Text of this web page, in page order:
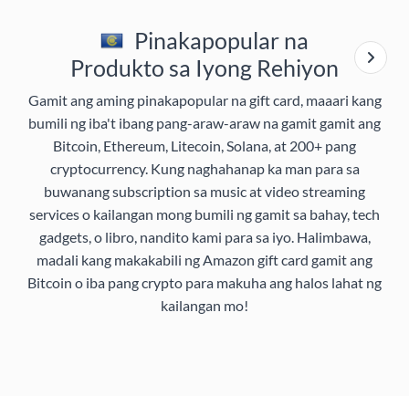
Pinakapopular na
Produkto sa Iyong Rehiyon
Gamit ang aming pinakapopular na gift card, maaari kang
bumili ng iba't ibang pang-araw-araw na gamit gamit ang
Bitcoin, Ethereum, Litecoin, Solana, at 200+ pang
cryptocurrency. Kung naghahanap ka man para sa
buwanang subscription sa music at video streaming
services o kailangan mong bumili ng gamit sa bahay, tech
gadgets, o libro, nandito kami para sa iyo. Halimbawa,
madali kang makakabili ng Amazon gift card gamit ang
Bitcoin o iba pang crypto para makuha ang halos lahat ng
kailangan mo!